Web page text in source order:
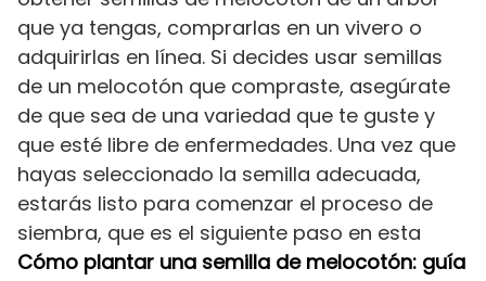
que ya tengas, comprarlas en un vivero o
adquirirlas en línea. Si decides usar semillas
de un melocotón que compraste, asegúrate
de que sea de una variedad que te guste y
que esté libre de enfermedades. Una vez que
hayas seleccionado la semilla adecuada,
estarás listo para comenzar el proceso de
siembra, que es el siguiente paso en esta
Cómo plantar una semilla de melocotón: guía